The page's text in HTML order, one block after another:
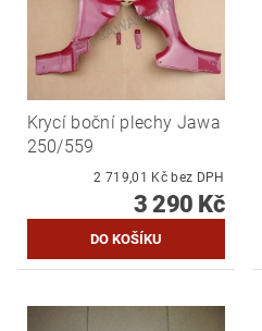
Krycí boční plechy Jawa
250/559
2 719,01 Kč bez DPH
3 290 Kč